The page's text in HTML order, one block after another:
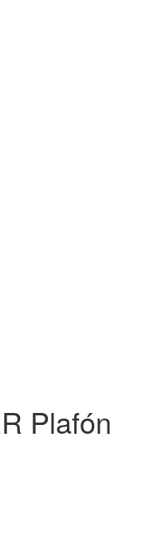
Plafón